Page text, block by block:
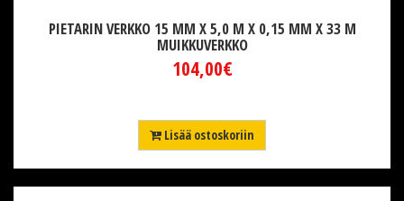
PIETARIN VERKKO 15 MM X 5,0 M X 0,15 MM X 33 M
MUIKKUVERKKO
104,00€
Lisää ostoskoriin